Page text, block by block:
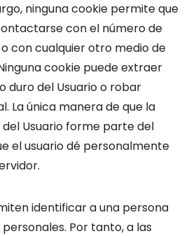
ninguna cookie permite que
con el número de
con cualquier otro medio de
cookie puede extraer
duro del Usuario o robar
La única manera de que la
Usuario forme parte del
el usuario dé personalmente
identificar a una persona
Por tanto, a las